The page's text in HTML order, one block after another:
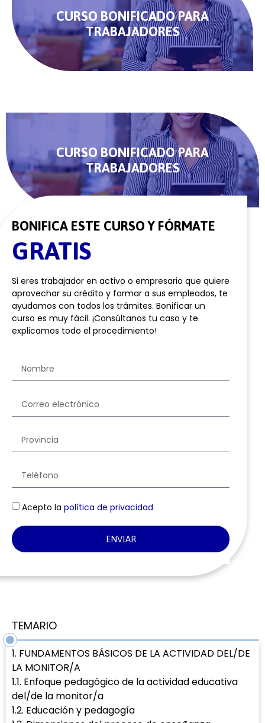
CURSO BONIFICADO PARA
TRABAJADORES
CURSO BONIFICADO PARA
TRABAJADORES
BONIFICA ESTE CURSO Y FÓRMATE
GRATIS
Si eres trabajador en activo o empresario que quiere
aprovechar su crédito y formar a sus empleados, te
ayudamos con todos los trámites. Bonificar un
curso es muy fácil. ¡Consúltanos tu caso y te
explicamos todo el procedimiento!
Acepto la política de privacidad
ENVIAR
TEMARIO
1. FUNDAMENTOS BÁSICOS DE LA ACTIVIDAD DEL/DE
LA MONITOR/A
1.1. Enfoque pedagógico de la actividad educativa
del/de la monitor/a
1.2. Educación y pedagogía